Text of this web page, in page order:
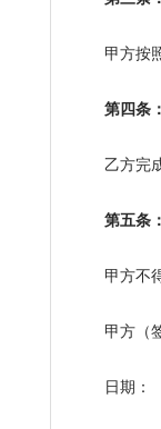
甲方按照
第四条：
乙方完成
第五条：
甲方不得
甲方（签
日期